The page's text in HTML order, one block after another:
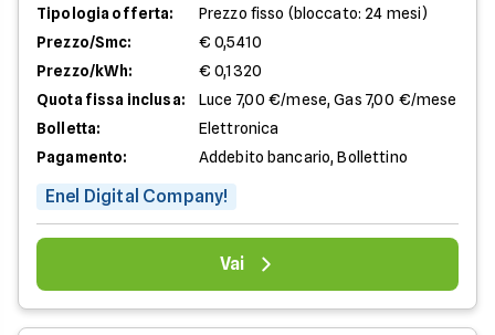
Tipologia offerta:
Prezzo fisso (bloccato: 24 mesi)
Prezzo/Smc:
€ 0,5410
Prezzo/kWh:
€ 0,1320
Quota fissa inclusa:
Luce 7,00 €/mese, Gas 7,00 €/mese
Bolletta:
Elettronica
Pagamento:
Addebito bancario, Bollettino
Enel Digital Company!
Vai